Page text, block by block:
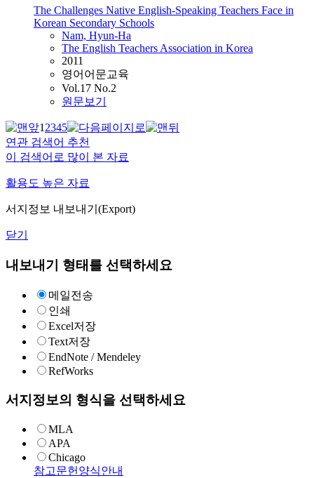
The Challenges Native English-Speaking Teachers Face in
Korean Secondary Schools
Nam, Hyun-Ha
The English Teachers Association in Korea
2011
영어어문교육
Vol.17 No.2
원문보기
12345
연관 검색어 추천
이 검색어로 많이 본 자료
활용도 높은 자료
서지정보 내보내기(Export)
닫기
내보내기 형태를 선택하세요
메일전송
인쇄
Excel저장
Text저장
EndNote / Mendeley
RefWorks
서지정보의 형식을 선택하세요
MLA
APA
Chicago
참고문헌양식안내